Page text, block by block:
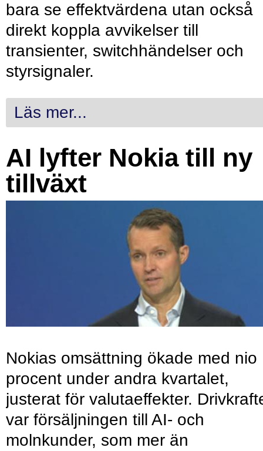
bara se effektvärdena utan också
direkt koppla avvikelser till
transienter, switchhändelser och
styrsignaler.
Läs mer...
AI lyfter Nokia till ny
tillväxt
Nokias omsättning ökade med nio
procent under andra kvartalet,
justerat för valutaeffekter.
var försäljningen till AI- och
molnkunder, som mer än